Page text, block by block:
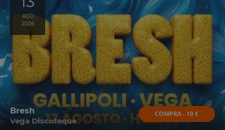
AGO
2026
Bresh
Vega Discoteque
COMPRA - 10 €